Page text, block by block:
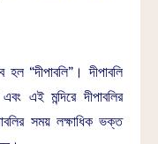
হল “দীপাবলি”। দীপাবলি
এই মন্দিরে দীপাবলির
সময় লক্ষাধিক ভক্ত